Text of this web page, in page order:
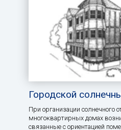
Городской
При организации солнечного
многоквартирных домах
связанные с ориентацией